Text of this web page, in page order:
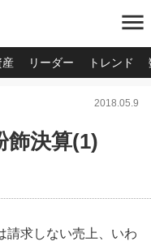
menu
産 リーダー トレンド
2018.05.9
決算(1)
請求しない売上、いわ